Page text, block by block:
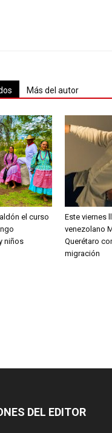
Más del autor
el curso
niños
Este viernes
venezolano
Querétaro
migración
DEL EDITOR